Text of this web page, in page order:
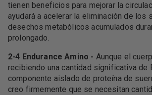
tienen beneficios para mejorar la
ayudará a acelerar la eliminación de los
desechos metabólicos acumulados
prolongado.
2-4 Endurance Amino - Aunque el
recibiendo una cantidad significativa de
componente aislado de proteína de
creo firmemente que se necesitan